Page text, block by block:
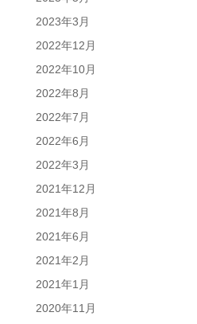
2023年3月
2022年12月
2022年10月
2022年8月
2022年7月
2022年6月
2022年3月
2021年12月
2021年8月
2021年6月
2021年2月
2021年1月
2020年11月